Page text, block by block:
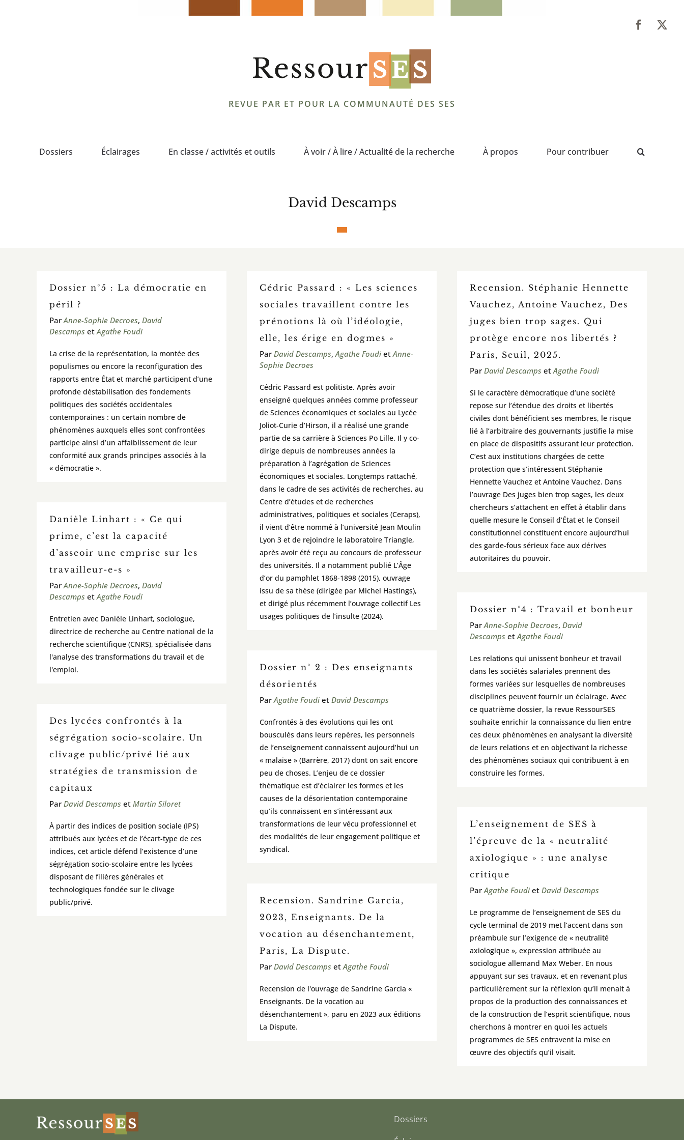
REVUE PAR ET POUR LA COMMUNAUTÉ DES SES
Dossiers Éclairages En classe / activités et outils À voir / À lire / Actualité de la recherche À propos Pour contribuer
David Descamps
Dossier n°5 : La démocratie en
péril ?
Par Anne-Sophie Decroes, David
Descamps et Agathe Foudi
La crise de la représentation, la montée des
populismes ou encore la reconfiguration des
rapports entre État et marché participent d’une
profonde déstabilisation des fondements
politiques des sociétés occidentales
contemporaines : un certain nombre de
phénomènes auxquels elles sont confrontées
participe ainsi d’un affaiblissement de leur
conformité aux grands principes associés à la
« démocratie ».
Cédric Passard : « Les sciences
sociales travaillent contre les
prénotions là où l’idéologie,
elle, les érige en dogmes »
Par David Descamps, Agathe Foudiet Anne-
Sophie Decroes
Cédric Passard est politiste. Après avoir
enseigné quelques années comme professeur
de Sciences économiques et sociales au Lycée
Joliot-Curie d’Hirson, il a réalisé une grande
partie de sa carrière à Sciences Po Lille. Il y co-
dirige depuis de nombreuses années la
préparation à l’agrégation de Sciences
économiques et sociales. Longtemps rattaché,
dans le cadre de ses activités de recherches, au
Centre d’études et de recherches
administratives, politiques et sociales (Ceraps),
il vient d’être nommé à l’université Jean Moulin
Lyon 3 et de rejoindre le laboratoire Triangle,
après avoir été reçu au concours de professeur
des universités. Il a notamment publié L’Âge
d’or du pamphlet 1868-1898 (2015), ouvrage
issu de sa thèse (dirigée par Michel Hastings),
et dirigé plus récemment l’ouvrage collectif Les
usages politiques de l’insulte (2024).
Recension. Stéphanie Hennette
Vauchez, Antoine Vauchez, Des
juges bien trop sages. Qui
protège encore nos libertés ?
Paris, Seuil, 2025.
Par David Descamps et Agathe Foudi
Si le caractère démocratique d’une société
repose sur l’étendue des droits et libertés
civiles dont bénéficient ses membres, le risque
lié à l’arbitraire des gouvernants justifie la mise
en place de dispositifs assurant leur protection.
C’est aux institutions chargées de cette
protection que s’intéressent Stéphanie
Hennette Vauchez et Antoine Vauchez. Dans
l’ouvrage Des juges bien trop sages, les deux
chercheurs s’attachent en effet à établir dans
quelle mesure le Conseil d’État et le Conseil
constitutionnel constituent encore aujourd’hui
des garde-fous sérieux face aux dérives
autoritaires du pouvoir.
Danièle Linhart : « Ce qui
prime, c’est la capacité
d’asseoir une emprise sur les
travailleur-e-s »
Par Anne-Sophie Decroes, David
Descamps et Agathe Foudi
Entretien avec Danièle Linhart, sociologue,
directrice de recherche au Centre national de la
recherche scientifique (CNRS), spécialisée dans
l'analyse des transformations du travail et de
l'emploi.
Dossier n°4 : Travail et bonheur
Par Anne-Sophie Decroes, David
Descamps et Agathe Foudi
Les relations qui unissent bonheur et travail
dans les sociétés salariales prennent des
formes variées sur lesquelles de nombreuses
disciplines peuvent fournir un éclairage. Avec
ce quatrième dossier, la revue RessourSES
souhaite enrichir la connaissance du lien entre
ces deux phénomènes en analysant la diversité
de leurs relations et en objectivant la richesse
des phénomènes sociaux qui contribuent à en
construire les formes.
Dossier n° 2 : Des enseignants
désorientés
Par Agathe Foudiet David Descamps
Confrontés à des évolutions qui les ont
bousculés dans leurs repères, les personnels
de l’enseignement connaissent aujourd’hui un
« malaise » (Barrère, 2017) dont on sait encore
peu de choses. L’enjeu de ce dossier
thématique est d’éclairer les formes et les
causes de la désorientation contemporaine
qu’ils connaissent en s’intéressant aux
transformations de leur vécu professionnel et
des modalités de leur engagement politique et
syndical.
Des lycées confrontés à la
ségrégation socio-scolaire. Un
clivage public/privé lié aux
stratégies de transmission de
capitaux
Par David Descamps et Martin Siloret
À partir des indices de position sociale (IPS)
attribués aux lycées et de l’écart-type de ces
indices, cet article défend l’existence d’une
ségrégation socio-scolaire entre les lycées
disposant de filières générales et
technologiques fondée sur le clivage
public/privé.
L’enseignement de SES à
l’épreuve de la « neutralité
axiologique » : une analyse
critique
Par Agathe Foudiet David Descamps
Le programme de l’enseignement de SES du
cycle terminal de 2019 met l’accent dans son
préambule sur l’exigence de « neutralité
axiologique », expression attribuée au
sociologue allemand Max Weber. En nous
appuyant sur ses travaux, et en revenant plus
particulièrement sur la réflexion qu’il menait à
propos de la production des connaissances et
de la construction de l’esprit scientifique, nous
cherchons à montrer en quoi les actuels
programmes de SES entravent la mise en
œuvre des objectifs qu’il visait.
Recension. Sandrine Garcia,
2023, Enseignants. De la
vocation au désenchantement,
Paris, La Dispute.
Par David Descamps et Agathe Foudi
Recension de l'ouvrage de Sandrine Garcia «
Enseignants. De la vocation au
désenchantement », paru en 2023 aux éditions
La Dispute.
Dossiers